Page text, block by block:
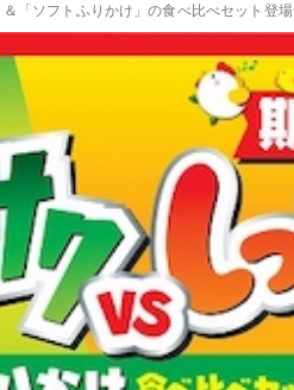
「ソフトふりかけ」の食べ比べセット登場